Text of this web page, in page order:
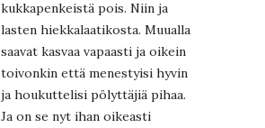
kukkapenkeistä pois. Niin ja
lasten hiekkalaatikosta. Muualla
saavat kasvaa vapaasti ja oikein
toivonkin että menestyisi hyvin
ja houkuttelisi pölyttäjiä pihaa.
Ja on se nyt ihan oikeasti